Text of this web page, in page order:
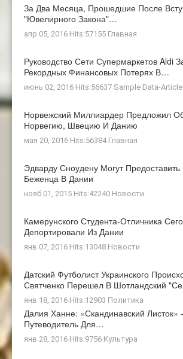
За Два Месяца, Прошедшие После
"ювелирного Закона"…
апр 05, 2016 Hits:57155 Главная
Руководство Сети Супермаркетов Aldi
Рекордных Финансовых Потерях В…
июнь 02, 2016 Hits:56637 Sample Data-
Норвежский Миллиардер Предложил
Норвегию, Швецию И Данию
мая 20, 2016 Hits:56384 Главная
Эдварду Сноудену Могут Предоставить
Беженца В Дании
нояб 01, 2015 Hits:42240 Новости
Камерунского Студента-Отличника
Депортировали Из Дании
янв 07, 2016 Hits:13048 Новости
Датский Футболист Украинского
Святченко Перешел В Шотландский
янв 18, 2016 Hits:12903 Политика
Далия Ханне: «Скандинавский Листок»
Путеводитель Для…
янв 28, 2016 Hits:9756 Культура